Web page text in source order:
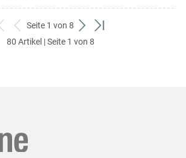
zum
ersten
zurück
zum
Seite 1 von 8
weiter
zum
zum
80 Artikel | Seite 1 von 8